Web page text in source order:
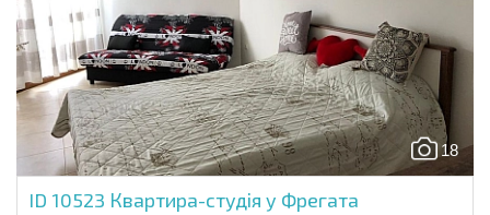
18
ID 10523 Квартира-студія у Фрегата